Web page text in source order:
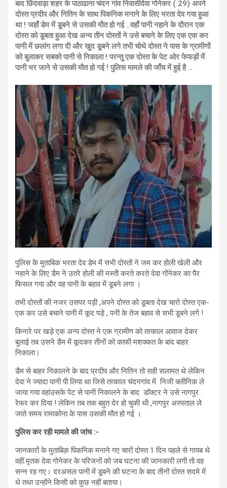
बाद छिंदवाड़ा शहर के पाठाढाना चंदन गांव निवासीदेवा गोनेकर ( 29) अपने
दोस्त प्रदीप और नितिन के साथ पिकनिक मनाने के लिए भरता देव गया हुआ
था ! जहाँ डेम में डूबने से उसकी मौतहो गई ..वहाँ पानी नहाने के दौरान एक
दोस्त को डूबता हुआ देख अन्य तीन दोस्तों ने उसे बचाने के लिए एक एक कर
पानी में छलांग लगा दी और खुद डूबने लगे तभी चोथे दोस्त ने पास के ग्रामीणों
को बुलाकर सबको पानी से निकाला ! परन्तु एक दोस्त के पेट ओर फेफड़ों में
पानी भर जाने से उसकी मौत हो गई ! पुलिस मामले की जाँच में हुई है ..
पुलिस के मुताबिक भरता देव डेम में सभी दोस्तों ने जम कर होली खेली और
नहाने के लिए डैम ने उतरे होली की मस्ती करते करते देवा गोंनेकर का पैर
फिसल गया और वह पानी के बहाव में डूबने लगा ।
तभी दोस्तों की नजर उसपर पड़ी ,अपने दोस्त को डूबता देख चारो दोस्त एक-
एक कर उसे बचाने पानी में कूद पड़े , पनी के तेज बहाव से सभी डूबने लगे !
किनारे पर खड़े एक अन्य दोस्त ने एक ग्रामीण को तत्काल आवाज देकर
बुलाई तब उसने डैम में कूदकर तीनों को काफी मशक्कत के बाद बाहर
निकाला।
डैम से बाहर निकालने के बाद प्रदीप और नितिन तो सही सलामत थे लेकिन
देवा ने ज्यादा पानी पी लिया था जिसे तत्काल चंदनगांव में निजी क्लीनिक ले
जाया गया वहांउसके पेट से पानी निकालने के बाद डॉक्टर ने उसे नागपुर
रेफर कर दिया ! लेकिन तब तक बहुत देर हो चुकी थी ,नागपुर अस्पताल ले
जाते समय रामाकोना के पास उसकी मौत हो गई ।
पुलिस कर रही मामले की जांच :-
जानकारों के मुताबिक़ पिकनिक मनाने गए चारों दोस्त 1 दिन पहले से गायब थे
वहीं मृतक देवा गोनेकर के परिजनों को जब घटना की जानकारी लगी तो वह
सन्न रह गए। दरअसल पानी में डूबने की घटना के बाद तीनों दोस्त सदमे में
थे तथा उन्होंने किसी को कुछ नहीं बताया।